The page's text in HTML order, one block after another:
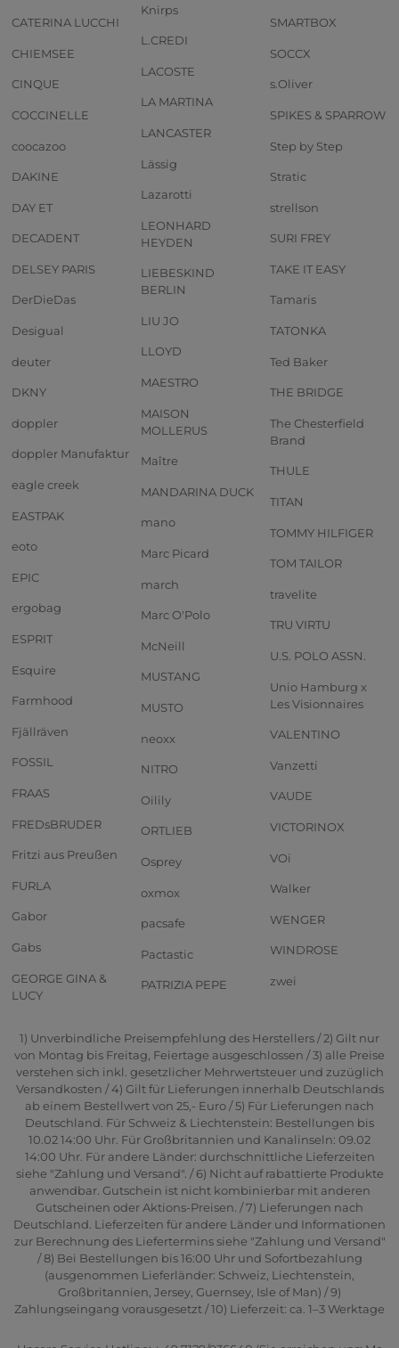
CATERINA LUCCHI
CHIEMSEE
CINQUE
COCCINELLE
coocazoo
DAKINE
DAY ET
DECADENT
DELSEY PARIS
DerDieDas
Desigual
deuter
DKNY
doppler
doppler Manufaktur
eagle creek
EASTPAK
eoto
EPIC
ergobag
ESPRIT
Esquire
Farmhood
Fjällräven
FOSSIL
FRAAS
FREDsBRUDER
Fritzi aus Preußen
FURLA
Gabor
Gabs
GEORGE GINA &
LUCY
Knirps
L.CREDI
LACOSTE
LA MARTINA
LANCASTER
Lässig
Lazarotti
LEONHARD
HEYDEN
LIEBESKIND
BERLIN
LIU JO
LLOYD
MAESTRO
MAISON
MOLLERUS
Maître
MANDARINA DUCK
mano
Marc Picard
march
Marc O'Polo
McNeill
MUSTANG
MUSTO
neoxx
NITRO
Oilily
ORTLIEB
Osprey
oxmox
pacsafe
Pactastic
PATRIZIA PEPE
SMARTBOX
SOCCX
s.Oliver
SPIKES & SPARROW
Step by Step
Stratic
strellson
SURI FREY
TAKE IT EASY
Tamaris
TATONKA
Ted Baker
THE BRIDGE
The Chesterfield
Brand
THULE
TITAN
TOMMY HILFIGER
TOM TAILOR
travelite
TRU VIRTU
U.S. POLO ASSN.
Unio Hamburg x
Les Visionnaires
VALENTINO
Vanzetti
VAUDE
VICTORINOX
VOi
Walker
WENGER
WINDROSE
zwei
1) Unverbindliche Preisempfehlung des Herstellers / 2) Gilt nur
von Montag bis Freitag, Feiertage ausgeschlossen / 3) alle Preise
verstehen sich inkl. gesetzlicher Mehrwertsteuer und zuzüglich
Versandkosten / 4) Gilt für Lieferungen innerhalb Deutschlands
ab einem Bestellwert von 25,- Euro / 5) Für Lieferungen nach
Deutschland. Für Schweiz & Liechtenstein: Bestellungen bis
10.02 14:00 Uhr. Für Großbritannien und Kanalinseln: 09.02
14:00 Uhr. Für andere Länder: durchschnittliche Lieferzeiten
siehe "Zahlung und Versand". / 6) Nicht auf rabattierte Produkte
anwendbar. Gutschein ist nicht kombinierbar mit anderen
Gutscheinen oder Aktions-Preisen. / 7) Lieferungen nach
Deutschland. Lieferzeiten für andere Länder und Informationen
zur Berechnung des Liefertermins siehe "Zahlung und Versand"
/ 8) Bei Bestellungen bis 16:00 Uhr und Sofortbezahlung
(ausgenommen Lieferländer: Schweiz, Liechtenstein,
Großbritannien, Jersey, Guernsey, Isle of Man) / 9)
Zahlungseingang vorausgesetzt / 10) Lieferzeit: ca. 1–3 Werktage